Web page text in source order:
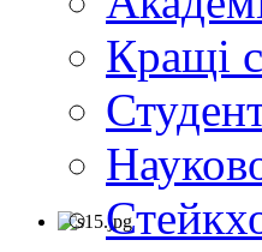
Кращі